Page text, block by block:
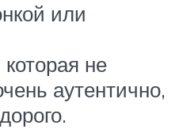
или
не
аутентично,